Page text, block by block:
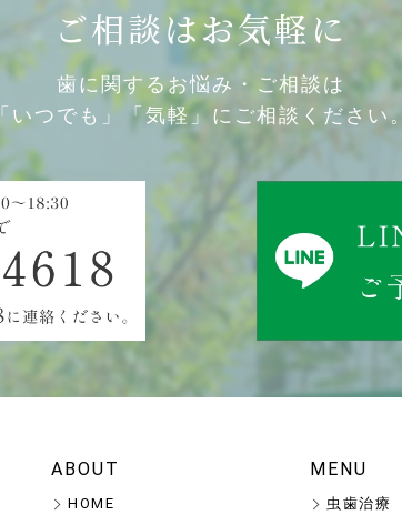
ご相談はお気軽に
歯に関するお悩み・ご相談は
「いつでも」「気軽」にご相談ください。
ABOUT
HOME
MENU
虫歯治療